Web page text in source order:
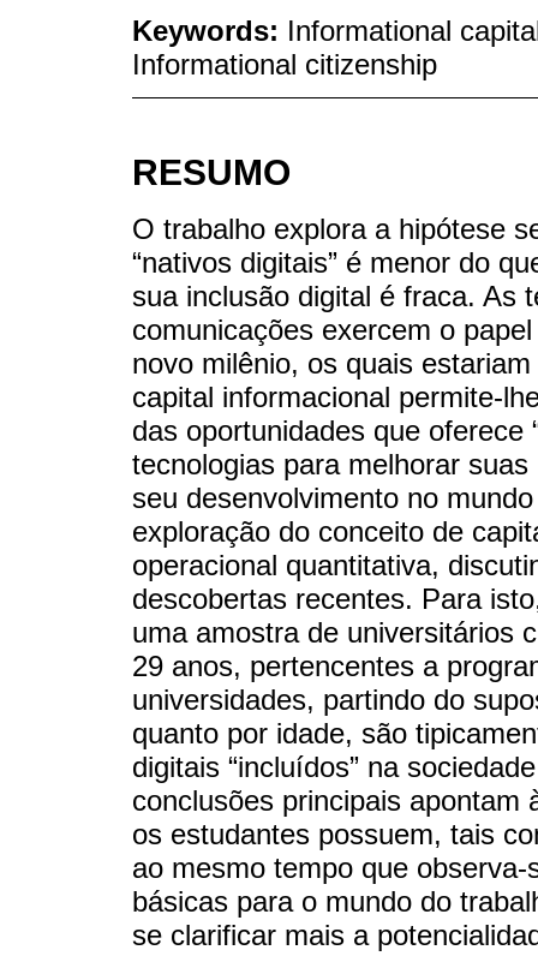
Keywords: Informational
Informational citizenship
RESUMO
O trabalho explora a hipótese
“nativos digitais” é menor do
sua inclusão digital é fraca. As
comunicações exercem o
novo milênio, os quais
capital informacional permite-
das oportunidades que oferece
tecnologias para melhorar
seu desenvolvimento no
exploração do conceito de
operacional quantitativa,
descobertas recentes. Para
uma amostra de universitários
29 anos, pertencentes a
universidades, partindo do
quanto por idade, são
digitais “incluídos” na
conclusões principais apontam
os estudantes possuem, tais
ao mesmo tempo que
básicas para o mundo do
se clarificar mais a